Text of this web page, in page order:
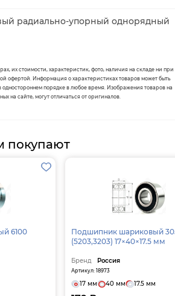
радиально-упорный однорядный
их стоимости, характеристик, фото, наличия на складе ни при
офертой. Информация о характеристиках товаров может быть
порядке в любое время. Изображения товаров на
на сайте, могут отличаться от оригиналов.
покупают
6100
Подшипник шариковый
(5203,3203) 17×40×17.5 мм
Бренд Россия
Артикул: 18973
17 мм 40 мм 17.5 мм